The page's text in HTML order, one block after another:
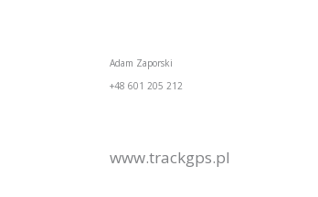
Adam Zaporski
+48 601 205 212
www.trackgps.pl